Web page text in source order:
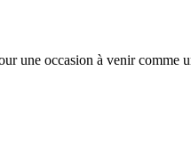
une occasion à venir